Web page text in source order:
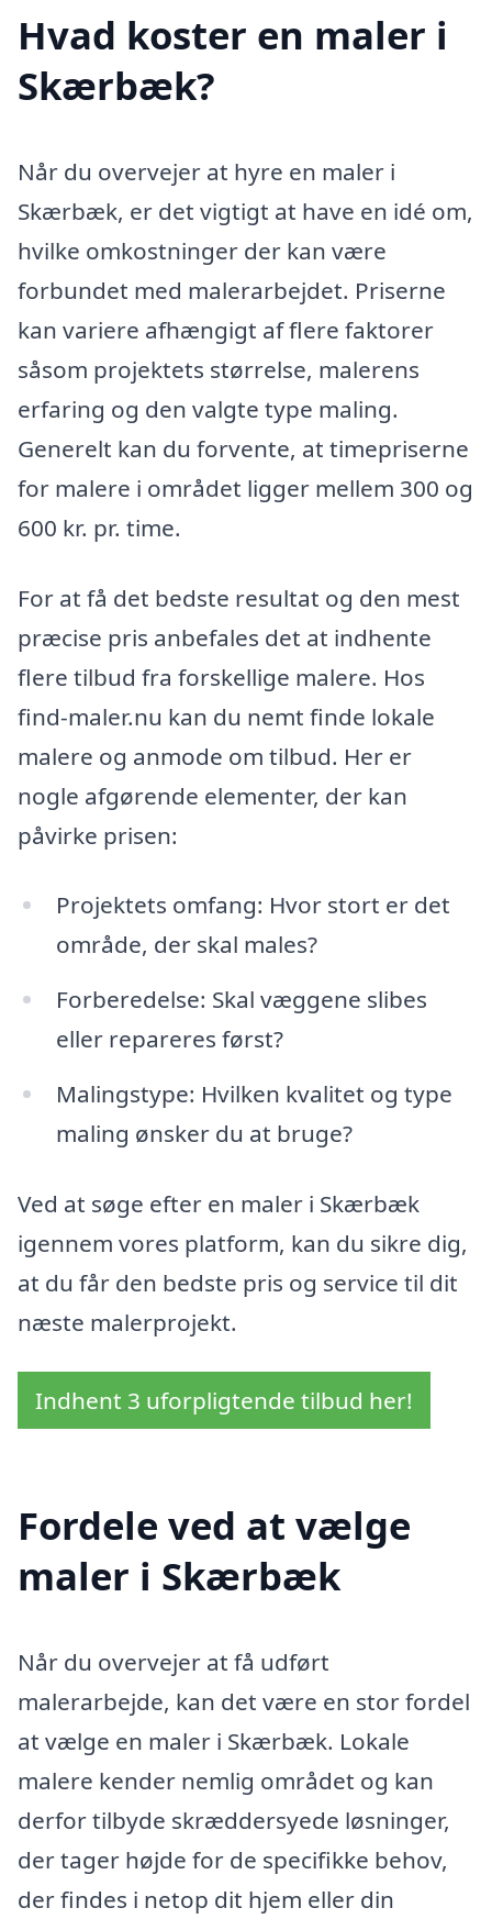
Hvad koster en maler i
Skærbæk?
Når du overvejer at hyre en maler i
Skærbæk, er det vigtigt at have en idé om,
hvilke omkostninger der kan være
forbundet med malerarbejdet. Priserne
kan variere afhængigt af flere faktorer
såsom projektets størrelse, malerens
erfaring og den valgte type maling.
Generelt kan du forvente, at timepriserne
for malere i området ligger mellem 300 og
600 kr. pr. time.
For at få det bedste resultat og den mest
præcise pris anbefales det at indhente
flere tilbud fra forskellige malere. Hos
find-maler.nu kan du nemt finde lokale
malere og anmode om tilbud. Her er
nogle afgørende elementer, der kan
påvirke prisen:
Projektets omfang: Hvor stort er det
område, der skal males?
Forberedelse: Skal væggene slibes
eller repareres først?
Malingstype: Hvilken kvalitet og type
maling ønsker du at bruge?
Ved at søge efter en maler i Skærbæk
igennem vores platform, kan du sikre dig,
at du får den bedste pris og service til dit
næste malerprojekt.
Indhent 3 uforpligtende tilbud her!
Fordele ved at vælge
maler i Skærbæk
Når du overvejer at få udført
malerarbejde, kan det være en stor fordel
at vælge en maler i Skærbæk. Lokale
malere kender nemlig området og kan
derfor tilbyde skræddersyede løsninger,
der tager højde for de specifikke behov,
der findes i netop dit hjem eller din